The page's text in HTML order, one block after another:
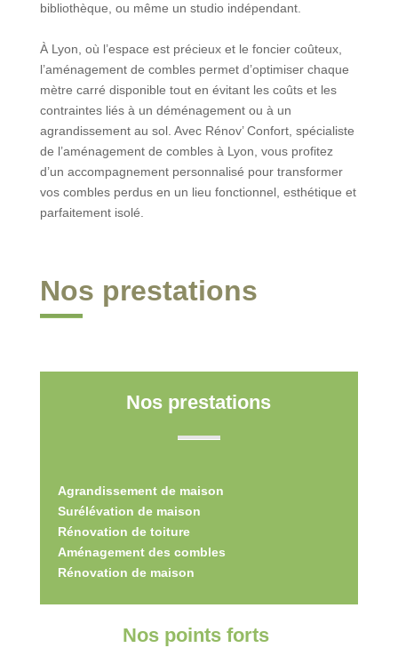
bibliothèque, ou même un studio indépendant.
À Lyon, où l’espace est précieux et le foncier coûteux,
l’aménagement de combles permet d’optimiser chaque
mètre carré disponible tout en évitant les coûts et les
contraintes liés à un déménagement ou à un
agrandissement au sol. Avec Rénov’ Confort, spécialiste
de l’aménagement de combles à Lyon, vous profitez
d’un accompagnement personnalisé pour transformer
vos combles perdus en un lieu fonctionnel, esthétique et
parfaitement isolé.
Nos prestations
Nos prestations
Agrandissement de maison
Surélévation de maison
Rénovation de toiture
Aménagement des combles
Rénovation de maison
Nos points forts